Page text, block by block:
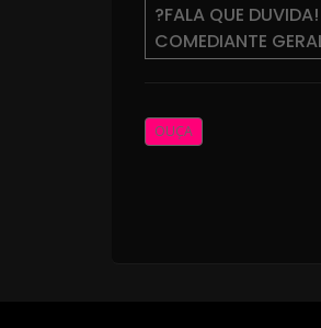
?FALA QUE
COMEDIANTE
OUÇA